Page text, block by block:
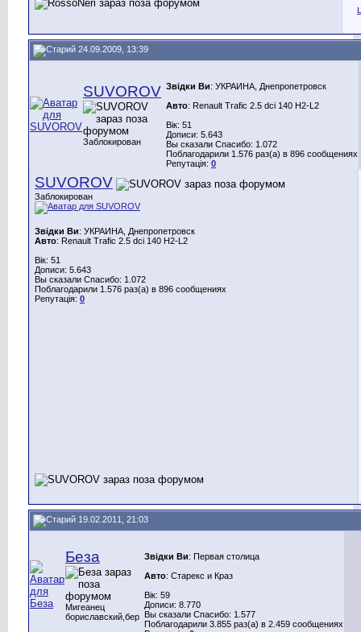
24.09.2009, 13:39
SUVOROV
Заблокирован
Звідки Ви: УКРАИНА, Днепропетровск
Авто: Renault Trafic 2.5 dci 140 H2-L2
Вік: 51
Дописи: 5.643
Вы сказали Спасибо: 1.072
Поблагодарили 1.576 раз(а) в 896 сообщениях
Репутація: 0
SUVOROV
Заблокирован
Звідки Ви: УКРАИНА, Днепропетровск
Авто: Renault Trafic 2.5 dci 140 H2-L2
Вік: 51
Дописи: 5.643
Вы сказали Спасибо: 1.072
Поблагодарили 1.576 раз(а) в 896 сообщениях
Репутація: 0
19.02.2011, 21:03
Беза
Мигеанец
бориславский,бер
Звідки Ви: Первая столица
Авто: Старекс и Краз
Вік: 59
Дописи: 8.770
Вы сказали Спасибо: 1.577
Поблагодарили 3.855 раз(а) в 2.459 сообщениях